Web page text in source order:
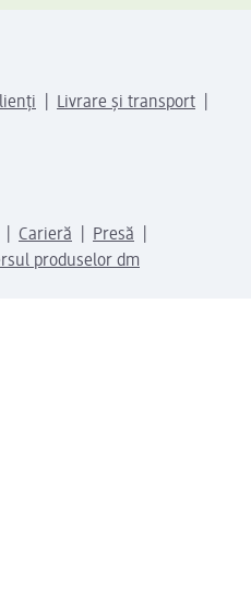
Livrare și transport
Carieră
Presă
produselor dm